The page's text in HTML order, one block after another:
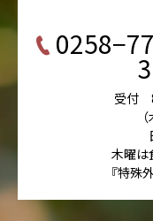
受付
（木
木曜は
『特殊